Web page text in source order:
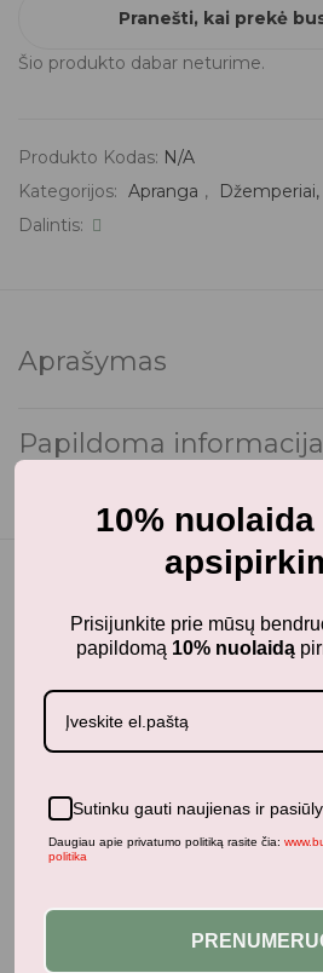
Pranešti, kai prekė
Šio produkto dabar neturime.
Produkto Kodas: N/A
Kategorijos: Apranga ,
Džemperiai,
Dalintis:
Aprašymas
Papildoma informacija
Panašūs
Neseniai žiūrėti
10%
Prisijunkite prie mūsų
papildomą 10% nuolaidą
Sutinku gauti naujienas ir
Daugiau apie privatumo politiką rasite čia:
politika